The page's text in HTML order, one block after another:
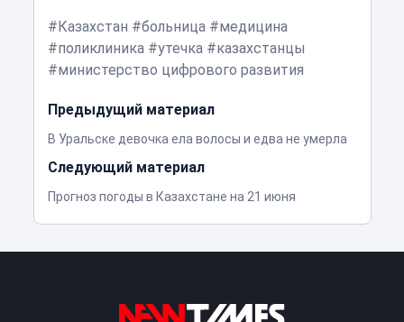
Казахстан
больница
медицина
поликлиника
утечка
казахстанцы
министерство цифрового развития
Предыдущий материал
В Уральске девочка ела волосы и едва не умерла
Следующий материал
Прогноз погоды в Казахстане на 21 июня